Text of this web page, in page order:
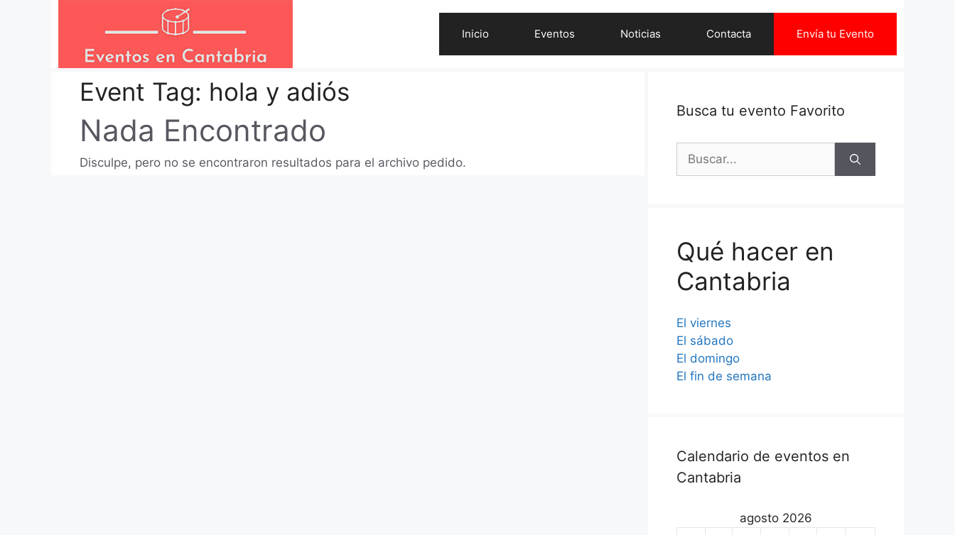
Inicio Eventos Noticias Contacta Envía tu Evento
Event Tag: hola y adiós
Nada Encontrado
Disculpe, pero no se encontraron resultados para el archivo pedido.
Busca tu evento Favorito
Buscar:
Qué hacer en
Cantabria
El viernes
El sábado
El domingo
El fin de semana
Calendario de eventos en
Cantabria
agosto 2026